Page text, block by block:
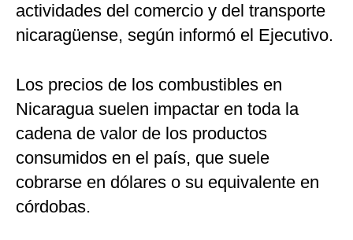
actividades del comercio y del transporte
nicaragüense, según informó el Ejecutivo.
Los precios de los combustibles en
Nicaragua suelen impactar en toda la
cadena de valor de los productos
consumidos en el país, que suele
cobrarse en dólares o su equivalente en
córdobas.